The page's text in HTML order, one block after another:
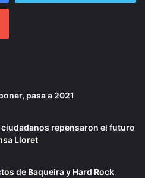
pasa a 2021
repensaron el futuro
Lloret
de Baqueira y Hard Rock